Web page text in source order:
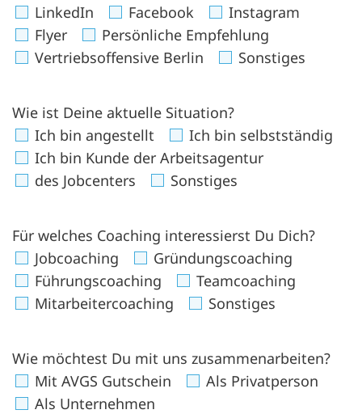
LinkedIn
Facebook
Instagram
Flyer
Persönliche Empfehlung
Vertriebsoffensive Berlin
Sonstiges
Wie ist Deine aktuelle Situation?
Ich bin angestellt
Ich bin selbstständig
Ich bin Kunde der Arbeitsagentur
des Jobcenters
Sonstiges
Für welches Coaching interessierst Du Dich?
Jobcoaching
Gründungscoaching
Führungscoaching
Teamcoaching
Mitarbeitercoaching
Sonstiges
Wie möchtest Du mit uns zusammenarbeiten?
Mit AVGS Gutschein
Als Privatperson
Als Unternehmen